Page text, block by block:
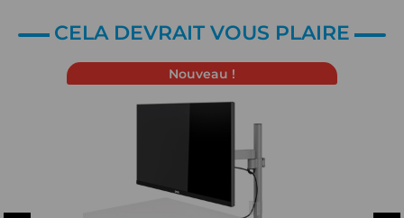
CELA DEVRAIT VOUS PLAIRE
Nouveau !